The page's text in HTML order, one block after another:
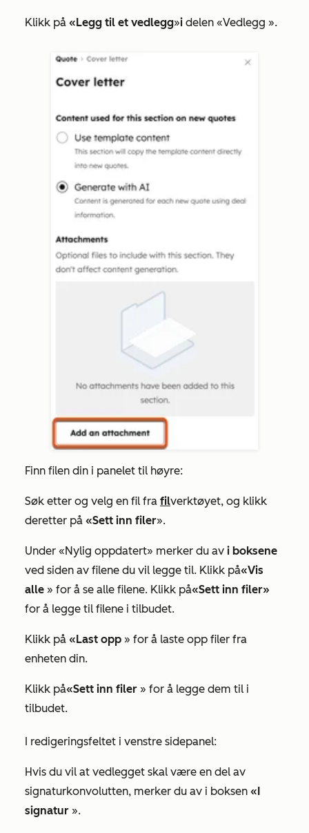
Klikk på «Legg til et vedlegg»i delen «Vedlegg ».
Finn filen din i panelet til høyre:
Søk etter og velg en fil fra filverktøyet, og klikk
deretter på «Sett inn filer».
Under «Nylig oppdatert» merker du av i boksene
ved siden av filene du vil legge til. Klikk på«Vis
alle » for å se alle filene. Klikk på«Sett inn filer»
for å legge til filene i tilbudet.
Klikk på «Last opp » for å laste opp filer fra
enheten din.
Klikk på«Sett inn filer » for å legge dem til i
tilbudet.
I redigeringsfeltet i venstre sidepanel:
Hvis du vil at vedlegget skal være en del av
signaturkonvolutten, merker du av i boksen «I
signatur ».